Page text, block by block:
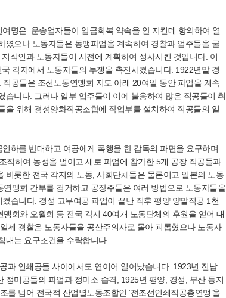
명은 운송업자들이 임금회복 약속을 안 지킨데 항의하여 열
으나 노동자들은 동맹파업을 계속하여 경찰과 업주들을 굴
식인과 노동자들이 사전에 계획하여 성사시킨 것입니다. 이
각지에서 노동자들의 투쟁을 촉진시켰습니다. 1922년말 경
공들은 조선노동연맹회 지도 아래 20여일 동안 파업을 계속
니다. 그러나 일부 업주들이 이에 불응하여 많은 직공들이 취
위해 경성양화직공조합에 작업부를 설치하여 직공들의 일
하를 반대하고 여공에게 폭행을 한 감독의 파면을 요구하며
직하여 농성을 벌이고 새로 파업에 참가한 5개 공장 직공들과
롯한 전국 각지의 노동, 사회단체들은 물론이고 일본의 노동
맹회 간부를 검거하고 공장주들은 여러 방법으로 노동자들을
습니다. 경성 고무여공 파업이 끝난 직후 평양 양말직공 1천
회와 오월회 등 전국 각지 40여개 노동단체의 후원을 얻어 대
제 경찰은 노동자들을 공산주의자로 몰아 괴롭혔으나 노동자
내는 요구조건을 수락합니다.
과 인쇄공들 사이에서도 연이어 일어났습니다. 1923년 진남
미공들의 파업과 정미소 습격, 1925년 평양, 경성, 부산 등지
넘어 전국적 산업별노동조합인 ‘전조선인쇄직공총연맹’을